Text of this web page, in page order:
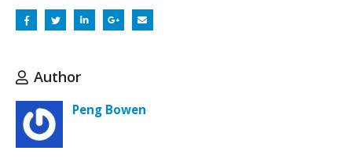
Author
Peng Bowen